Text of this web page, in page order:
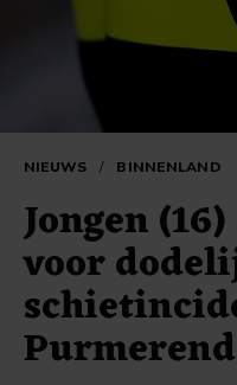
NIEUWS / BINNENLAND
Jongen
voor
Purmerend